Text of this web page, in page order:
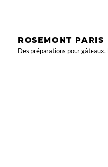
ROSEMONT PARIS
Des préparations pour